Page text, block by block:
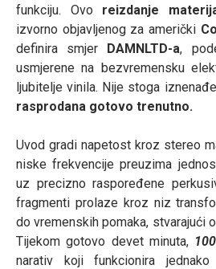
funkciju. Ovo reizdanje
izvorno objavljenog za američki
definira smjer
DAMNLTD-a,
usmjerene na bezvremensku
ljubitelje vinila. Nije stoga
rasprodana gotovo trenutno.
Uvod gradi napetost kroz stereo
niske frekvencije preuzima
uz precizno raspoređene
fragmenti prolaze kroz niz
do vremenskih pomaka, stvarajući
Tijekom gotovo devet minuta,
narativ koji funkcionira